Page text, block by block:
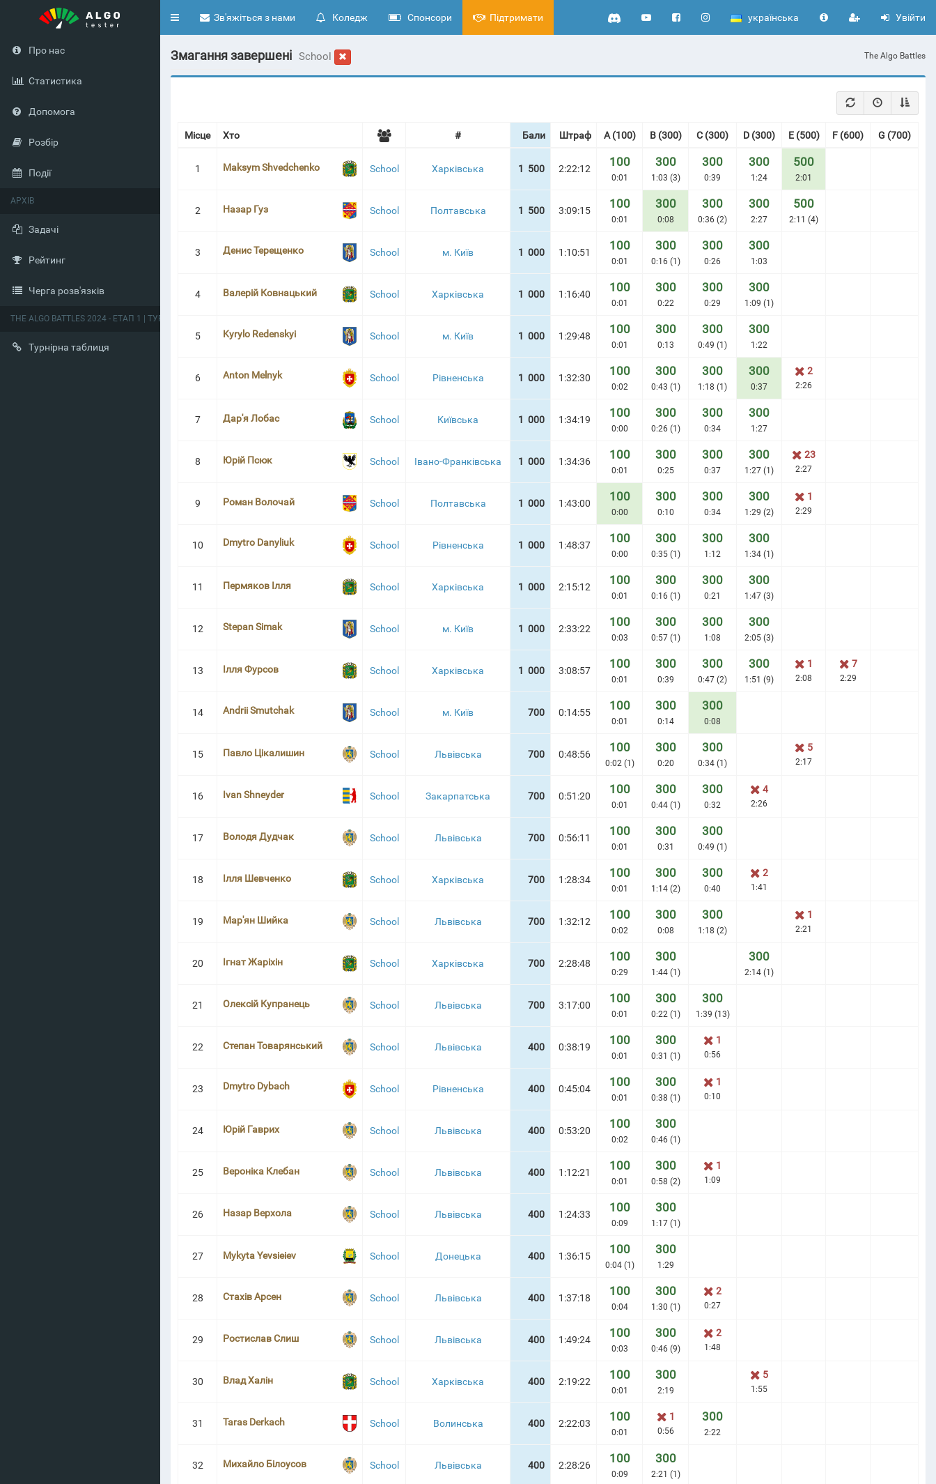
Toggle
українська Увійти
Зв'яжіться з нами Коледж Спонсори Підтримати
Про нас
Статистика
Допомога
Розбір
Події
АРХІВ
Задачі
Рейтинг
Черга розв'язків
THE ALGO BATTLES 2024 - ЕТАП 1 | ТУРНІРНА ТАБЛИЦЯ
Турнірна таблиця
Змагання завершені School The Algo Battles
Місце Хто # Бали Штраф A (100) B (300) С (300) D (300) E (500) F (600) G (700)
1 Maksym Shvedchenko School Харківська 1 500 2:22:12 100
0:01
300
1:03 (3)
300
0:39
300
1:24
500
2:01
2 Назар Гуз School Полтавська 1 500 3:09:15 100
0:01
300
0:08
300
0:36 (2)
300
2:27
500
2:11 (4)
3 Денис Терещенко School м. Київ 1 000 1:10:51 100
0:01
300
0:16 (1)
300
0:26
300
1:03
4 Валерій Ковнацький School Харківська 1 000 1:16:40 100
0:01
300
0:22
300
0:29
300
1:09 (1)
5 Kyrylo Redenskyi School м. Київ 1 000 1:29:48 100
0:01
300
0:13
300
0:49 (1)
300
1:22
6 Anton Melnyk School Рівненська 1 000 1:32:30 100
0:02
300
0:43 (1)
300
1:18 (1)
300
0:37
2
2:26
7 Дар'я Лобас School Київська 1 000 1:34:19 100
0:00
300
0:26 (1)
300
0:34
300
1:27
8 Юрій Псюк School Івано-Франківська 1 000 1:34:36 100
0:01
300
0:25
300
0:37
300
1:27 (1)
23
2:27
9 Роман Волочай School Полтавська 1 000 1:43:00 100
0:00
300
0:10
300
0:34
300
1:29 (2)
1
2:29
10 Dmytro Danyliuk School Рівненська 1 000 1:48:37 100
0:00
300
0:35 (1)
300
1:12
300
1:34 (1)
11 Пермяков Ілля School Харківська 1 000 2:15:12 100
0:01
300
0:16 (1)
300
0:21
300
1:47 (3)
12 Stepan Simak School м. Київ 1 000 2:33:22 100
0:03
300
0:57 (1)
300
1:08
300
2:05 (3)
13 Ілля Фурсов School Харківська 1 000 3:08:57 100
0:01
300
0:39
300
0:47 (2)
300
1:51 (9)
1
2:08
7
2:29
14 Andrii Smutchak School м. Київ 700 0:14:55 100
0:01
300
0:14
300
0:08
15 Павло Цікалишин School Львівська 700 0:48:56 100
0:02 (1)
300
0:20
300
0:34 (1)
5
2:17
16 Ivan Shneyder School Закарпатська 700 0:51:20 100
0:01
300
0:44 (1)
300
0:32
4
2:26
17 Володя Дудчак School Львівська 700 0:56:11 100
0:01
300
0:31
300
0:49 (1)
18 Ілля Шевченко School Харківська 700 1:28:34 100
0:01
300
1:14 (2)
300
0:40
2
1:41
19 Мар'ян Шийка School Львівська 700 1:32:12 100
0:02
300
0:08
300
1:18 (2)
1
2:21
20 Ігнат Жаріхін School Харківська 700 2:28:48 100
0:29
300
1:44 (1)
300
2:14 (1)
21 Олексій Купранець School Львівська 700 3:17:00 100
0:01
300
0:22 (1)
300
1:39 (13)
22 Степан Товарянський School Львівська 400 0:38:19 100
0:01
300
0:31 (1)
1
0:56
23 Dmytro Dybach School Рівненська 400 0:45:04 100
0:01
300
0:38 (1)
1
0:10
24 Юрій Гаврих School Львівська 400 0:53:20 100
0:02
300
0:46 (1)
25 Вероніка Клебан School Львівська 400 1:12:21 100
0:01
300
0:58 (2)
1
1:09
26 Назар Верхола School Львівська 400 1:24:33 100
0:09
300
1:17 (1)
27 Mykyta Yevsieiev School Донецька 400 1:36:15 100
0:04 (1)
300
1:29
28 Стахів Арсен School Львівська 400 1:37:18 100
0:04
300
1:30 (1)
2
0:27
29 Ростислав Слиш School Львівська 400 1:49:24 100
0:03
300
0:46 (9)
2
1:48
30 Влад Халін School Харківська 400 2:19:22 100
0:01
300
2:19
5
1:55
31 Taras Derkach School Волинська 400 2:22:03 100
0:01
1
0:56
300
2:22
32 Михайло Білоусов School Львівська 400 2:28:26 100
0:09
300
2:21 (1)